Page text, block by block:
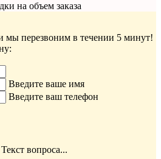
на объем заказа
мы перезвоним в течении 5 минут!
Введите ваше имя
Введите ваш телефон
Текст вопроса...